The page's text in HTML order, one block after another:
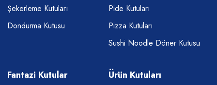
Şekerleme Kutuları
Dondurma Kutusu
Pide Kutuları
Pizza Kutuları
Sushi Noodle Döner Kutusu
Fantazi Kutular Ürün Kutuları